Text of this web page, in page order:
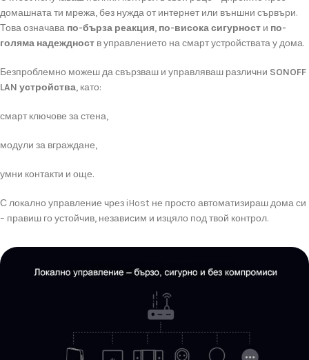
домашнатати мрежа, без нуждаот интернет или външни сървъри.
Товаозначава по-бърза реакция, по-високасигурност и по-
голяма надеждност вуправлението насмартустройстватаудома.
Безпроблемно можешдасвързваш и управляваш различни SONOFF
LAN устройства, като:
смарт ключове застена,
модули за вграждане,
умни контакти и още.
Слокално управление чрез iHost не просто автоматизирашдомаси
– правиш го устойчив, независим и изцяло подтвой контрол.